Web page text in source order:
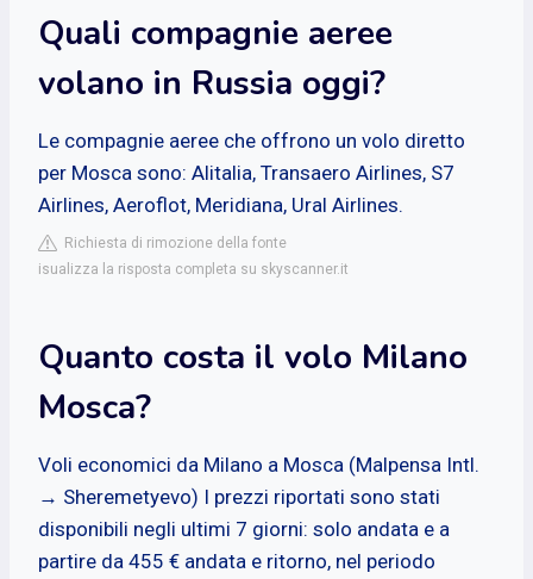
Quali compagnie aeree
volano in Russia oggi?
Le compagnie aeree che offrono un volo diretto
per Mosca sono: Alitalia, Transaero Airlines, S7
Airlines, Aeroflot, Meridiana, Ural Airlines.
Richiesta di rimozione della fonte
isualizza la risposta completa su skyscanner.it
Quanto costa il volo Milano
Mosca?
Voli economici da Milano a Mosca (Malpensa Intl.
→ Sheremetyevo) I prezzi riportati sono stati
disponibili negli ultimi 7 giorni: solo andata e a
partire da 455 € andata e ritorno, nel periodo